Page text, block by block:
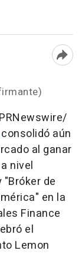
aún
al ganar
nivel
"Bróker de
en la
Finance
el
Lemon